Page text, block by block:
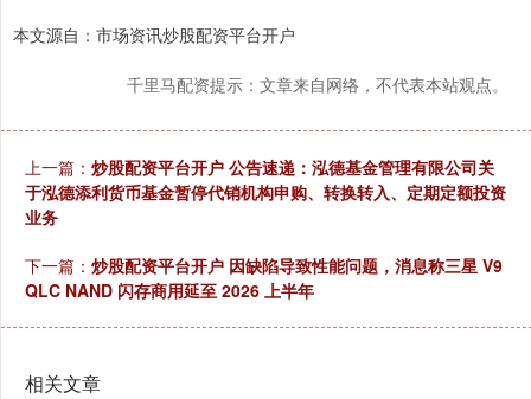
本文源自：市场资讯炒股配资平台开户
千里马配资提示：文章来自网络，不代表本站观点。
上一篇： 炒股配资平台开户 公告速递：泓德基金管理有限公司关
于泓德添利货币基金暂停代销机构申购、转换转入、定期定额投资
业务
下一篇： 炒股配资平台开户 因缺陷导致性能问题，消息称三星 V9
QLC NAND 闪存商用延至 2026 上半年
相关文章